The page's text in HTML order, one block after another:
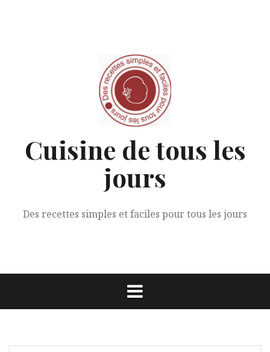
Cuisine de tous les
jours
Des recettes simples et faciles pour tous les jours